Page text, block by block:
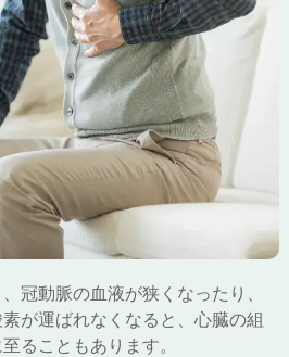
冠動脈の血液が狭くなったり、
が運ばれなくなると、心臓の組
ることもあります。